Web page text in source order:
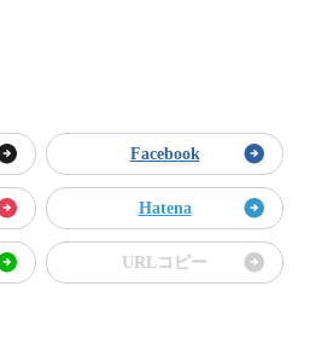
Facebook
Hatena
URLコピー